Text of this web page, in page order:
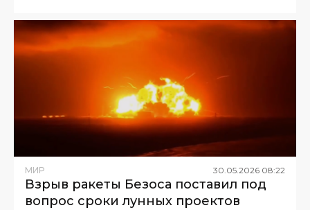
МИР 30.05.2026 08:22
Взрыв ракеты Безоса поставил под
вопрос сроки лунных проектов